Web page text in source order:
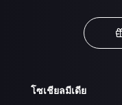
โซเชียลมีเดีย